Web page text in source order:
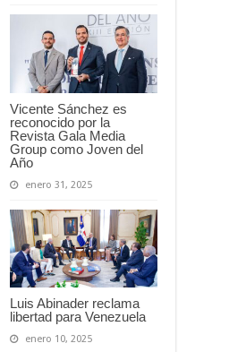
Vicente Sánchez es
reconocido por la
Revista Gala Media
Group como Joven del
Año
enero 31, 2025
Luis Abinader reclama
libertad para Venezuela
enero 10, 2025